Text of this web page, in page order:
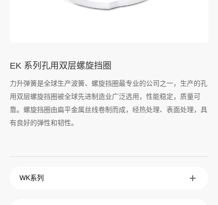
EK 系列孔用双层螺旋挡圈
力升弹簧是全球生产波簧、螺旋挡圈最专业的公司之一，生产的孔
用双层螺旋挡圈被全球先进制造业广泛选用，性能稳定，质量可
靠。螺旋挡圈由扁平金属丝线卷制而成，经热处理、表面处理，具
有良好的弹性和韧性。
WK系列